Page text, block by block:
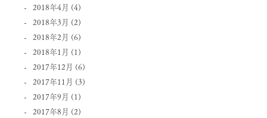
2018年4月 (4)
2018年3月 (2)
2018年2月 (6)
2018年1月 (1)
2017年12月 (6)
2017年11月 (3)
2017年9月 (1)
2017年8月 (2)